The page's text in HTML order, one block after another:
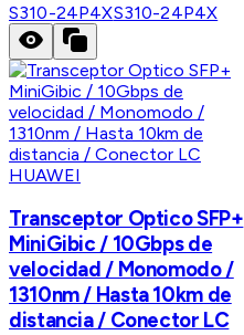
S310-24P4XS310-24P4X
HUAWEI
Transceptor Optico SFP+
MiniGibic / 10Gbps de
velocidad / Monomodo /
1310nm / Hasta 10km de
distancia / Conector LC